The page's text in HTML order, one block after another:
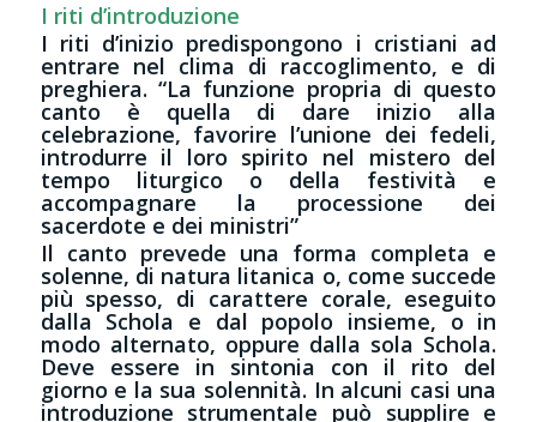
I riti d’introduzione
I riti d’inizio predispongono i cristiani ad
entrare nel clima di raccoglimento, e di
preghiera. “La funzione propria di questo
canto è quella di dare inizio alla
celebrazione, favorire l’unione dei fedeli,
introdurre il loro spirito nel mistero del
tempo liturgico o della festività e
accompagnare la processione dei
sacerdote e dei ministri”
Il canto prevede una forma completa e
solenne, di natura litanica o, come succede
più spesso, di carattere corale, eseguito
dalla Schola e dal popolo insieme, o in
modo alternato, oppure dalla sola Schola.
Deve essere in sintonia con il rito del
giorno e la sua solennità. In alcuni casi una
introduzione strumentale può supplire e